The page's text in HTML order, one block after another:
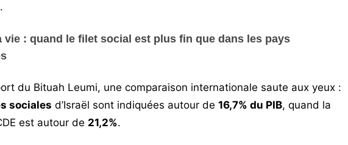
vie : quand le filet social est plus fin que dans les pays
du Bituah Leumi, une comparaison internationale saute aux yeux :
sociales d’Israël sont indiquées autour de 16,7% du PIB, quand la
est autour de 21,2%.